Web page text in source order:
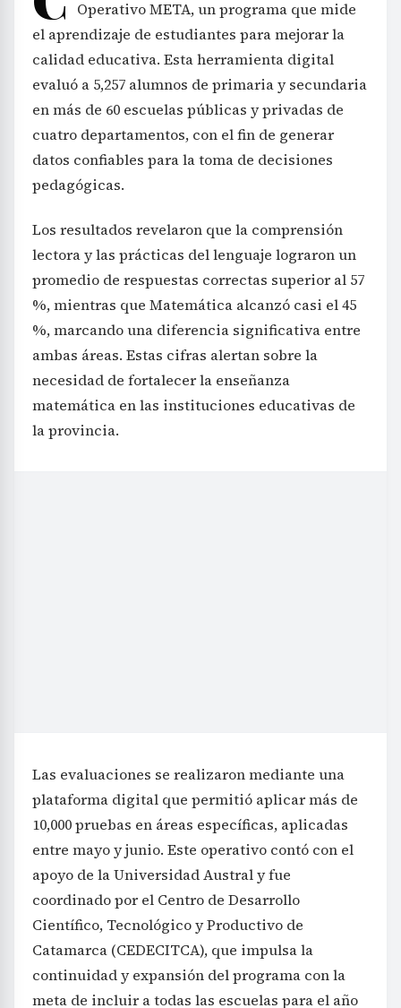
Operativo META, un programa que mide
el aprendizaje de estudiantes para mejorar la
calidad educativa. Esta herramienta digital
evaluó a 5,257 alumnos de primaria y secundaria
en más de 60 escuelas públicas y privadas de
cuatro departamentos, con el fin de generar
datos confiables para la toma de decisiones
pedagógicas.
Los resultados revelaron que la comprensión
lectora y las prácticas del lenguaje lograron un
promedio de respuestas correctas superior al 57
%, mientras que Matemática alcanzó casi el 45
%, marcando una diferencia significativa entre
ambas áreas. Estas cifras alertan sobre la
necesidad de fortalecer la enseñanza
matemática en las instituciones educativas de
la provincia.
Las evaluaciones se realizaron mediante una
plataforma digital que permitió aplicar más de
10,000 pruebas en áreas específicas, aplicadas
entre mayo y junio. Este operativo contó con el
apoyo de la Universidad Austral y fue
coordinado por el Centro de Desarrollo
Científico, Tecnológico y Productivo de
Catamarca (CEDECITCA), que impulsa la
continuidad y expansión del programa con la
meta de incluir a todas las escuelas para el año